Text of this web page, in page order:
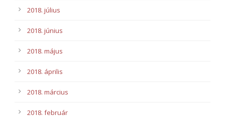
2018. július
2018. június
2018. május
2018. április
2018. március
2018. február